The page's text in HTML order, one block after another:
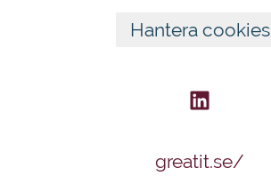
Hantera cookies
greatit.se/